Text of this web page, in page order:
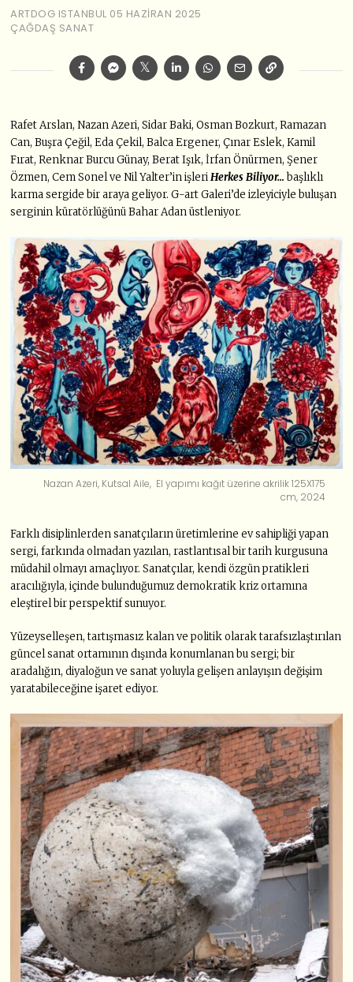
ARTDOG ISTANBUL 05 HAZIRAN 2025
ÇAĞDAŞ SANAT
Rafet Arslan, Nazan Azeri, Sidar Baki, Osman Bozkurt, Ramazan
Can, Buşra Çeğil, Eda Çekil, Balca Ergener, Çınar Eslek, Kamil
Fırat, Renknar Burcu Günay, Berat Işık, İrfan Önürmen, Şener
Özmen, Cem Sonel ve Nil Yalter’in işleriHerkes Biliyor… başlıklı
karma sergide bir araya geliyor. G-art Galeri’de izleyiciyle buluşan
serginin küratörlüğünü Bahar Adan üstleniyor.
Nazan Azeri, Kutsal Aile, El yapımı kağıt üzerine akrilik 125X175
cm, 2024
Farklı disiplinlerden sanatçıların üretimlerine ev sahipliği yapan
sergi, farkında olmadan yazılan, rastlantısal bir tarih kurgusuna
müdahil olmayı amaçlıyor. Sanatçılar, kendi özgün pratikleri
aracılığıyla, içinde bulunduğumuz demokratik kriz ortamına
eleştirel bir perspektif sunuyor.
Yüzeyselleşen, tartışmasız kalan ve politik olarak tarafsızlaştırılan
güncel sanat ortamının dışında konumlanan bu sergi; bir
aradalığın, diyaloğun ve sanat yoluyla gelişen anlayışın değişim
yaratabileceğine işaret ediyor.